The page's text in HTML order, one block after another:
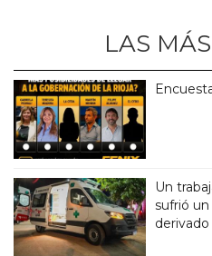
LAS
Un
sufrió
derivado